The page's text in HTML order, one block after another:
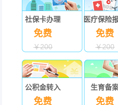
社保卡办理
免费
￥200
医疗保险
免费
￥200
公积金转入
免费
生育备
免费